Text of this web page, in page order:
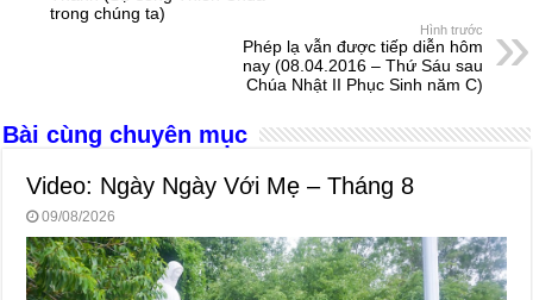
o
g
s
trong chúng ta)
Hình trước
Phép lạ vẫn được tiếp diễn hôm
nay (08.04.2016 – Thứ Sáu sau
Chúa Nhật II Phục Sinh năm C)
Bài cùng chuyên mục
Video: Ngày Ngày Với Mẹ – Tháng 8
09/08/2026